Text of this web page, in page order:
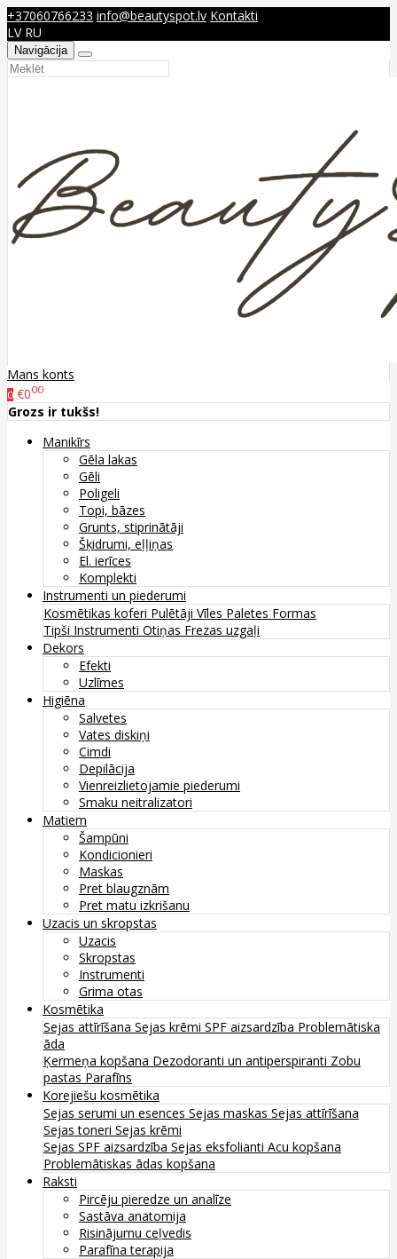
+37060766233 info@beautyspot.lv Kontakti
LV RU
Navigācija
Mans konts
0 €000
Grozs ir tukšs!
Manikīrs
Gēla lakas
Gēli
Poligeli
Topi, bāzes
Grunts, stiprinātāji
Šķidrumi, eļļiņas
El. ierīces
Komplekti
Instrumenti un piederumi
Kosmētikas koferi Pulētāji Vīles Paletes Formas
Tipši Instrumenti Otiņas Frezas uzgaļi
Dekors
Efekti
Uzlīmes
Higiēna
Salvetes
Vates diskiņi
Cimdi
Depilācija
Vienreizlietojamie piederumi
Smaku neitralizatori
Matiem
Šampūni
Kondicionieri
Maskas
Pret blaugznām
Pret matu izkrišanu
Uzacis un skropstas
Uzacis
Skropstas
Instrumenti
Grima otas
Kosmētika
Sejas attīrīšana Sejas krēmi SPF aizsardzība Problemātiska
āda
Ķermeņa kopšana Dezodoranti un antiperspiranti Zobu
pastas Parafīns
Korejiešu kosmētika
Sejas serumi un esences Sejas maskas Sejas attīrīšana
Sejas toneri Sejas krēmi
Sejas SPF aizsardzība Sejas eksfolianti Acu kopšana
Problemātiskas ādas kopšana
Raksti
Pircēju pieredze un analīze
Sastāva anatomija
Risinājumu ceļvedis
Parafīna terapija